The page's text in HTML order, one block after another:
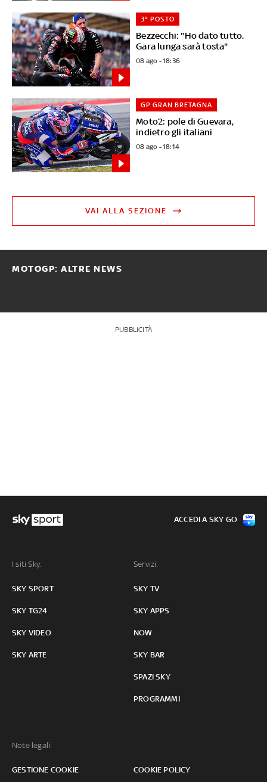
Bezzecchi: "Ho dato tutto.
Gara lunga sarà tosta"
3° POSTO
08 ago - 18:36
Moto2: pole di Guevara,
indietro gli italiani
GP GRAN BRETAGNA
08 ago - 18:14
VAI ALLA SEZIONE
MOTOGP: ALTRE NEWS
PUBBLICITÀ
I siti Sky:
SKY SPORT
SKY TG24
SKY VIDEO
SKY ARTE
Servizi:
SKY TV
SKY APPS
NOW
SKY BAR
SPAZI SKY
PROGRAMMI
Note legali:
GESTIONE COOKIE COOKIE POLICY
ACCEDI A SKY GO